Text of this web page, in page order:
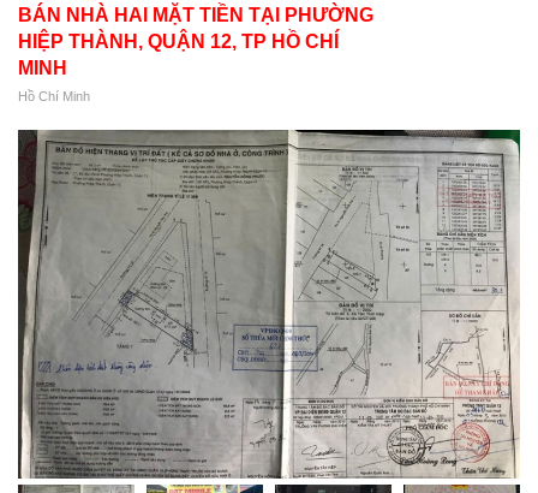
BÁN NHÀ HAI MẶT TIỀN TẠI PHƯỜNG
HIỆP THÀNH, QUẬN 12, TP HỒ CHÍ
MINH
Hồ Chí Minh